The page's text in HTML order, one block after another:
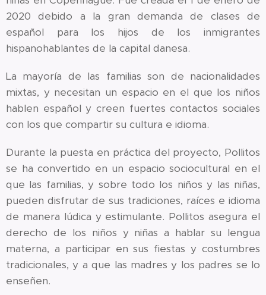
2020 debido a la gran demanda de clases de
español para los hijos de los inmigrantes
hispanohablantes de la capital danesa.
La mayoría de las familias son de nacionalidades
mixtas, y necesitan un espacio en el que los niños
hablen español y creen fuertes contactos sociales
con los que compartir su cultura e idioma.
Durante la puesta en práctica del proyecto, Pollitos
se ha convertido en un espacio sociocultural en el
que las familias, y sobre todo los niños y las niñas,
pueden disfrutar de sus tradiciones, raíces e idioma
de manera lúdica y estimulante. Pollitos asegura el
derecho de los niños y niñas a hablar su lengua
materna, a participar en sus fiestas y costumbres
tradicionales, y a que las madres y los padres se lo
enseñen.